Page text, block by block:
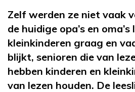
Zelf werden ze niet vaak
de huidige opa’s en oma’s
kleinkinderen graag en
blijkt, senioren die van
hebben kinderen en
van lezen houden. De